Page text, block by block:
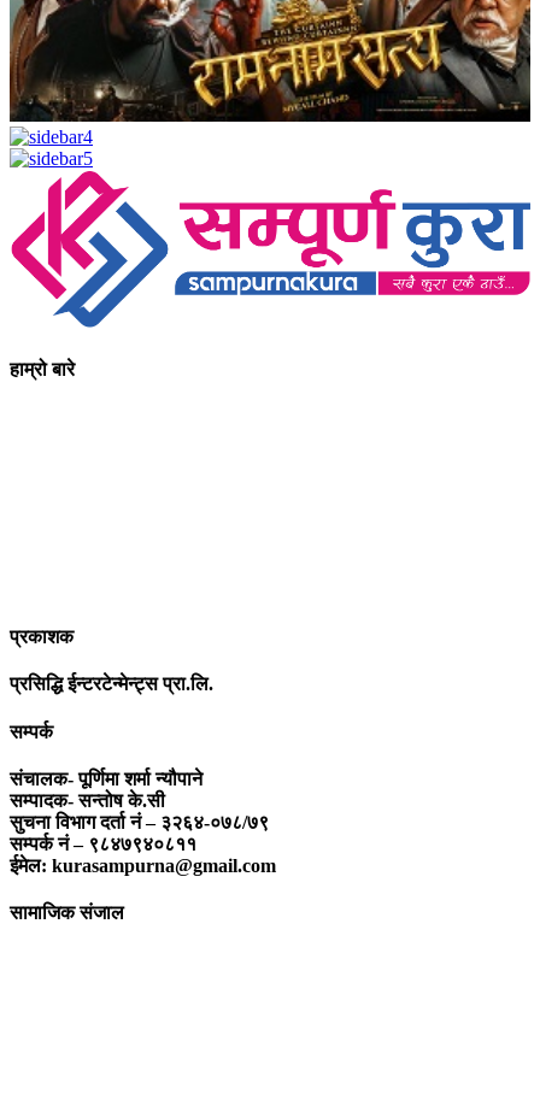
हाम्रो बारे
प्रकाशक
प्रसिद्धि ईन्टरटेन्मेन्ट्स प्रा.लि.
सम्पर्क
संचालक- पूर्णिमा शर्मा न्यौपाने
सम्पादक- सन्तोष के.सी
सुचना विभाग दर्ता नं – ३२६४-०७८/७९
सम्पर्क नं – ९८४७९४०८११
ईमेल: kurasampurna@gmail.com
सामाजिक संजाल